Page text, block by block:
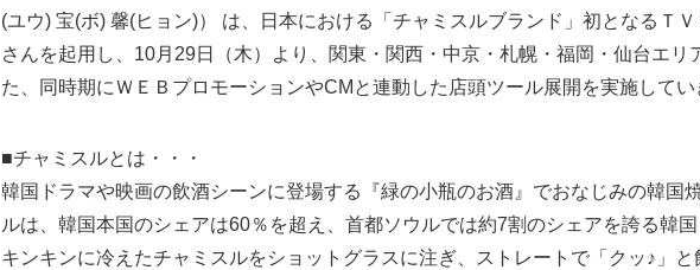
(ユウ) 宝(ボ) 馨(ヒョン)） は、日本における「チャミスルブランド」初となるＴ
さんを起用し、10月29日（木）より、関東・関西・中京・札幌・福岡・仙台エリ
た、同時期にＷＥＢプロモーションやCMと連動した店頭ツール展開を実施してい
■チャミスルとは・・・
韓国ドラマや映画の飲酒シーンに登場する『緑の小瓶のお酒』でおなじみの韓国
ルは、韓国本国のシェアは60％を超え、首都ソウルでは約7割のシェアを誇る韓
キンキンに冷えたチャミスルをショットグラスに注ぎ、ストレートで「クッ♪」